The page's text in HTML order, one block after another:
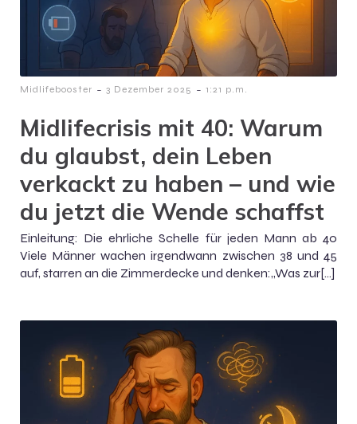
Midlifebooster - 3 Dezember 2025 - 1:21 p.m.
Midlifecrisis mit 40: Warum
du glaubst, dein Leben
verkackt zu haben – und wie
du jetzt die Wende schaffst
Einleitung: Die ehrliche Schelle für jeden Mann ab 40
Viele Männer wachen irgendwann zwischen 38 und 45
auf, starren an die Zimmerdecke und denken:„Was zur[…]